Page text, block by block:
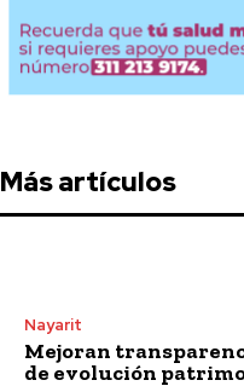
Más artículos
Nayarit
Mejoran
de evolución